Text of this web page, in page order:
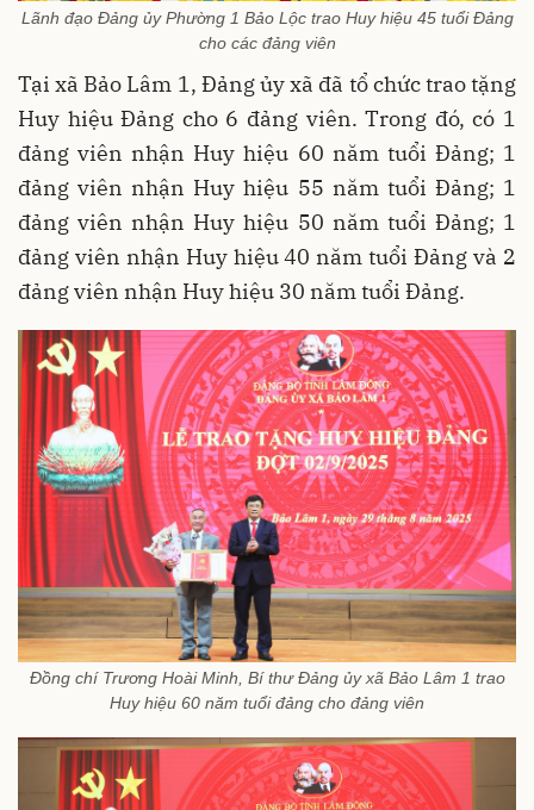
Lãnh đạo Đảng ủy Phường 1 Bảo Lộc trao Huy hiệu 45 tuổi Đảng
cho các đảng viên
Tại xã Bảo Lâm 1, Đảng ủy xã đã tổ chức trao tặng
Huy hiệu Đảng cho 6 đảng viên. Trong đó, có 1
đảng viên nhận Huy hiệu 60 năm tuổi Đảng; 1
đảng viên nhận Huy hiệu 55 năm tuổi Đảng; 1
đảng viên nhận Huy hiệu 50 năm tuổi Đảng; 1
đảng viên nhận Huy hiệu 40 năm tuổi Đảng và 2
đảng viên nhận Huy hiệu 30 năm tuổi Đảng.
Đồng chí Trương Hoài Minh, Bí thư Đảng ủy xã Bảo Lâm 1 trao
Huy hiệu 60 năm tuổi đảng cho đảng viên